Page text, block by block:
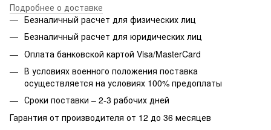
Подробнее о доставке
Безналичный расчет для физических лиц
Безналичный расчет для юридических лиц
Оплата банковской картой Visa/MasterCard
В условиях военного положения поставка
осуществляется на условиях 100% предоплаты
Сроки поставки – 2-3 рабочих дней
Гарантия от производителя от 12 до 36 месяцев